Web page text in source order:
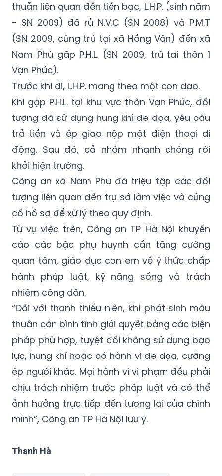
thuẫn liên quan đến tiền bạc, L.H.P. (sinh năm
- SN 2009) đã rủ N.V.C (SN 2008) và P.M.T
(SN 2009, cùng trú tại xã Hồng Vân) đến xã
Nam Phù gặp P.H.L. (SN 2009, trú tại thôn 1
Vạn Phúc).
Trước khi đi, L.H.P. mang theo một con dao.
Khi gặp P.H.L. tại khu vực thôn Vạn Phúc, đối
tượng đã sử dụng hung khí đe dọa, yêu cầu
trả tiền và ép giao nộp một điện thoại di
động. Sau đó, cả nhóm nhanh chóng rời
khỏi hiện trường.
Công an xã Nam Phù đã triệu tập các đối
tượng liên quan đến trụ sở làm việc và củng
cố hồ sơ để xử lý theo quy định.
Từ vụ việc trên, Công an TP Hà Nội khuyến
cáo các bậc phụ huynh cần tăng cường
quan tâm, giáo dục con em về ý thức chấp
hành pháp luật, kỹ năng sống và trách
nhiệm công dân.
“Đối với thanh thiếu niên, khi phát sinh mâu
thuẫn cần bình tĩnh giải quyết bằng các biện
pháp phù hợp, tuyệt đối không sử dụng bạo
lực, hung khí hoặc có hành vi đe dọa, cưỡng
ép người khác. Mọi hành vi vi phạm đều phải
chịu trách nhiệm trước pháp luật và có thể
ảnh hưởng trực tiếp đến tương lai của chính
mình”, Công an TP Hà Nội lưu ý.
Thanh Hà